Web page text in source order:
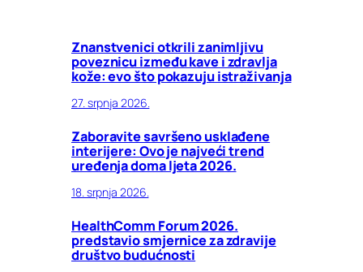
Znanstvenici otkrili zanimljivu
poveznicu između kave i zdravlja
kože: evo što pokazuju istraživanja
27. srpnja 2026.
Zaboravite savršeno usklađene
interijere: Ovo je najveći trend
uređenja doma ljeta 2026.
18. srpnja 2026.
HealthComm Forum 2026.
predstavio smjernice za zdravije
društvo budućnosti